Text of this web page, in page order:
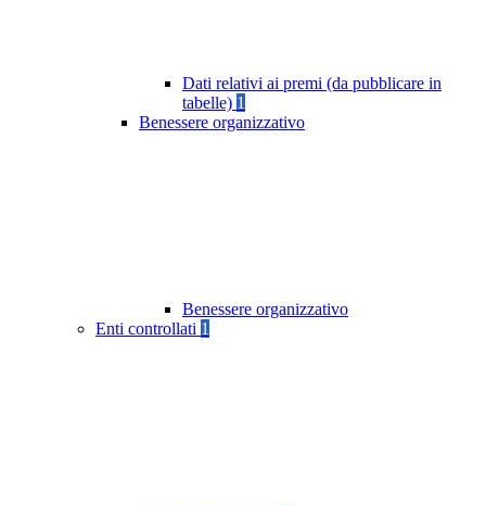
Dati relativi ai premi (da pubblicare in
tabelle) 1
Benessere organizzativo
Benessere organizzativo
Enti controllati 1